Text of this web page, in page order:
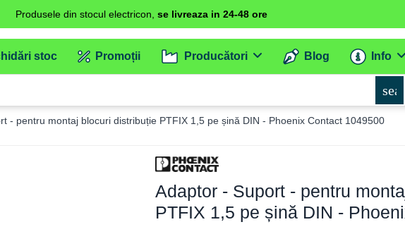
Produsele din stocul electricon, se livreaza in 24-48 ore
stoc Promoții Producători Blog Info
- pentru montaj blocuri distribuție PTFIX 1,5 pe șină DIN - Phoenix Contact 1049500
Adaptor - Suport - pentru
PTFIX 1,5 pe șină DIN -